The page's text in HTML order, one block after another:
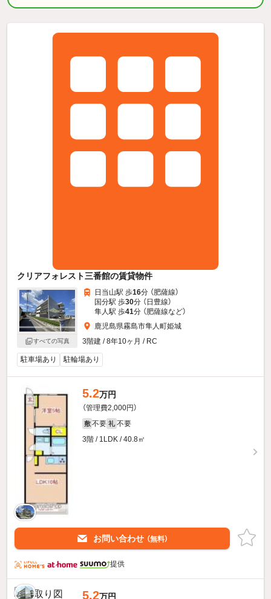
クリアフォレスト三番館の賃貸物件
すべての写真
日当山駅 歩16分 （肥薩線）
国分駅 歩30分 （日豊線）
隼人駅 歩41分 （肥薩線など）
鹿児島県霧島市隼人町姫城
3階建 / 8年10ヶ月 / RC
駐車場あり 駐輪場あり
5.2万円
（管理費2,000円）
敷 不要 礼 不要
3階 / 1LDK / 40.8㎡
お問い合わせ （無料）
提供
5.2万円